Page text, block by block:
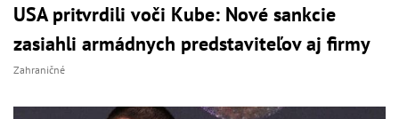
USA pritvrdili voči Kube: Nové sankcie
zasiahli armádnych predstaviteľov aj firmy
Zahraničné